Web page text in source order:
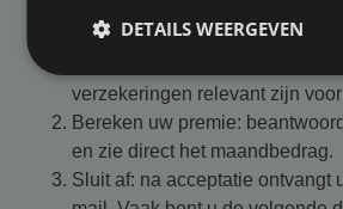
nodig. Via het online portaal
verzekeringen relevant zijn
Bereken uw premie:
en zie direct het maandbedrag.
Sluit af: na acceptatie ontvangt
DETAILS WEERGEVEN